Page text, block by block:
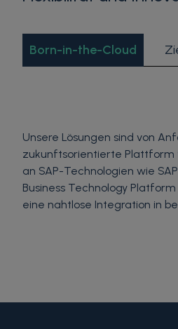
Born-in-the-Cloud
Unsere Lösungen sind von
zukunftsorientierte Plattform
an SAP-Technologien wie
Business Technology
eine nahtlose Integration in